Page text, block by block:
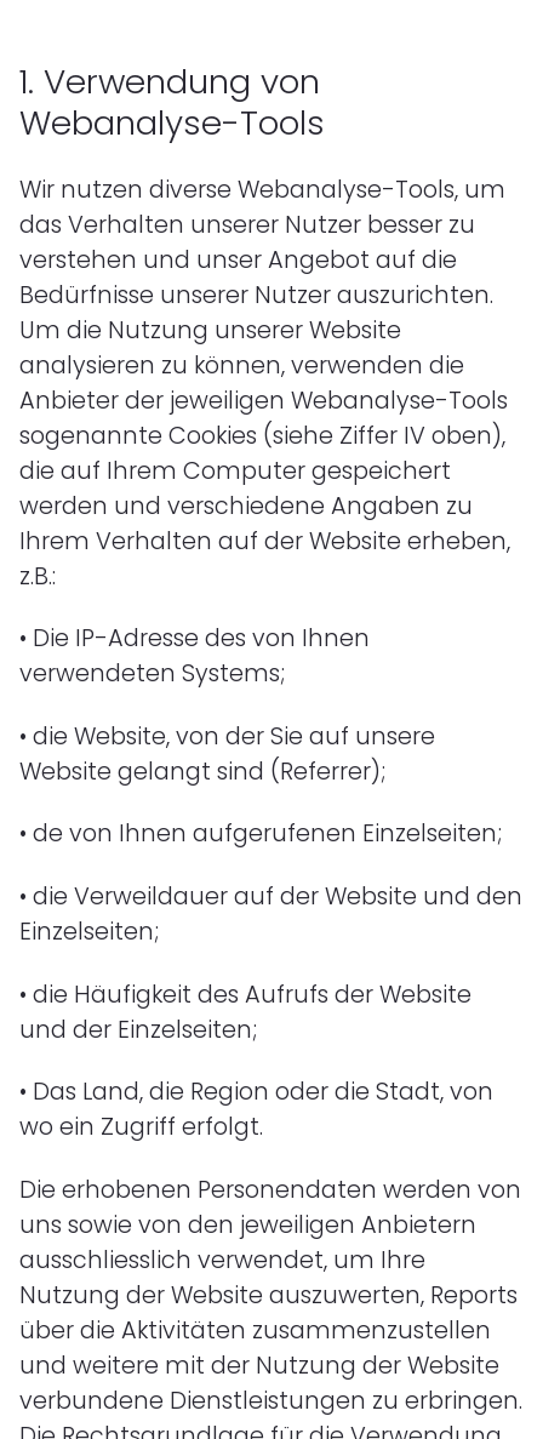
1.Verwendung von
Webanalyse-Tools
Wir nutzen diverse Webanalyse-Tools, um
das Verhalten unserer Nutzer besser zu
verstehen und unser Angebot auf die
Bedürfnisse unserer Nutzer auszurichten.
Um die Nutzung unserer Website
analysieren zu können, verwenden die
Anbieter der jeweiligen Webanalyse-Tools
sogenannte Cookies (siehe Ziffer IV oben),
die auf Ihrem Computer gespeichert
werden und verschiedene Angaben zu
Ihrem Verhalten auf der Website erheben,
z.B.:
• Die IP-Adresse des von Ihnen
verwendeten Systems;
•die Website, von der Sie auf unsere
Website gelangt sind (Referrer);
•de von Ihnen aufgerufenen Einzelseiten;
•die Verweildauer auf der Website und den
Einzelseiten;
•die Häufigkeit des Aufrufs der Website
und der Einzelseiten;
• Das Land, die Region oder die Stadt, von
wo ein Zugriff erfolgt.
Die erhobenen Personendaten werden von
uns sowie von den jeweiligen Anbietern
ausschliesslich verwendet, um Ihre
Nutzung der Website auszuwerten, Reports
über die Aktivitäten zusammenzustellen
und weitere mit der Nutzung der Website
verbundene Dienstleistungen zu erbringen.